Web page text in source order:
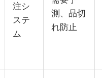
注シ
ステ
ム
測、品切
れ防止